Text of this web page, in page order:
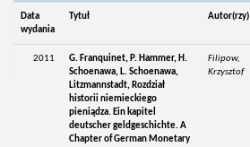
Data
wydania
Tytuł Autor(rzy)
2011
G. Franquinet, P. Hammer, H.
Schoenawa, L. Schoenawa,
Litzmannstadt, Rozdział
historii niemieckiego
pieniądza. Ein kapitel
deutscher geldgeschichte. A
Chapter of German Monetary
Filipow,
Krzysztof